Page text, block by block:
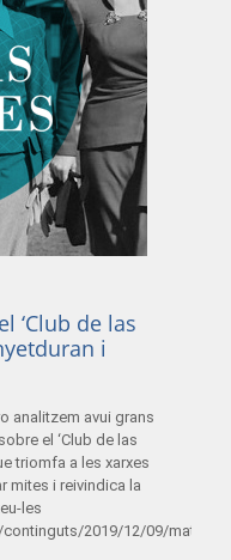
‘Club de las
i
analitzem avui grans
el ‘Club de las
triomfa a les xarxes
mites i reivindica la
les
2019/12/09/